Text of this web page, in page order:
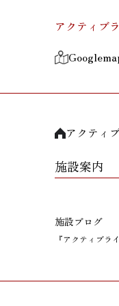
アクティブ
アクティ
施設案内
施設ブログ
『アクティブラ